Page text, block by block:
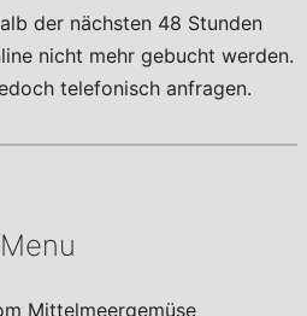
der nächsten 48 Stunden
nicht mehr gebucht werden.
telefonisch anfragen.
Menu
Mittelmeergemüse